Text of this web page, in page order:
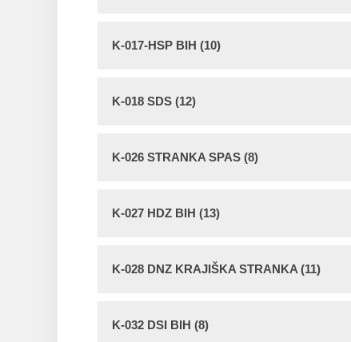
K-017-HSP BIH (10)
K-018 SDS (12)
K-026 STRANKA SPAS (8)
K-027 HDZ BIH (13)
K-028 DNZ KRAJIŠKA STRANKA (11)
K-032 DSI BIH (8)